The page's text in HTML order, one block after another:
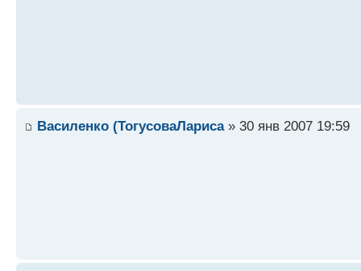
Василенко (ТогусоваЛариса» 30 янв 2007 19:59